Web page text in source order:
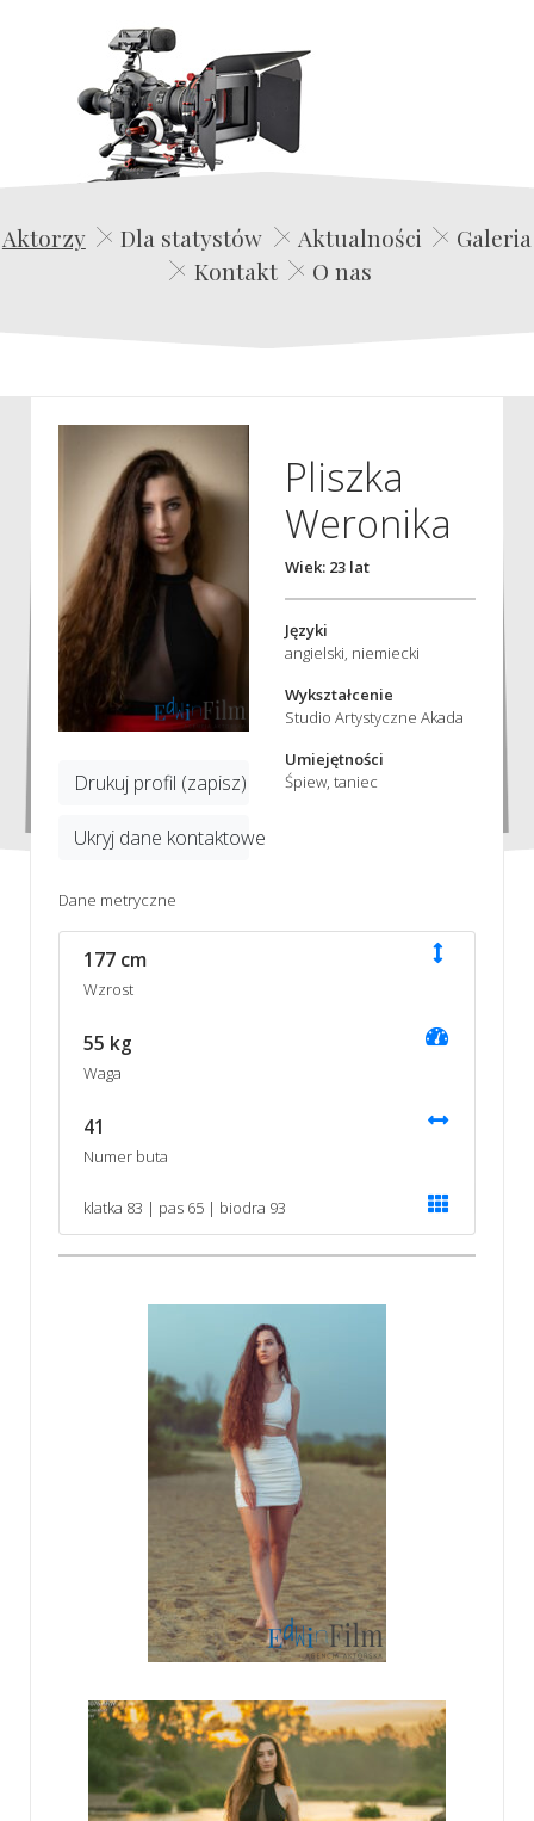
Edwin Film Agencja Aktorska
Aktorzy Dla statystów Aktualności
Galeria
Kontakt
O nas
Drukuj profil (zapisz)
Ukryj dane kontaktowe
Pliszka
Weronika
Wiek: 23 lat
Języki
angielski, niemiecki
Wykształcenie
Studio Artystyczne Akada
Umiejętności
Śpiew, taniec
Dane metryczne
177 cm
Wzrost
55 kg
Waga
41
Numer buta
klatka 83 | pas 65 | biodra 93